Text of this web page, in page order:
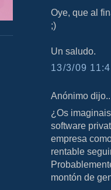
Oye, que al
;)
Un saludo.
13/3/09
Anónimo
¿Os
software
empresa
rentable
montón de